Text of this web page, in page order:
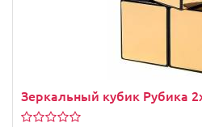
Зеркальный кубик Рубика